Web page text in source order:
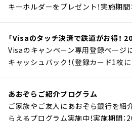
キーホルダーをプレゼント！実施期間
「Visaのタッチ決済で鉄道がお得！
Visaのキャンペーン専用登録ページ
キャッシュバック！（登録カード1枚
あおぞらご紹介プログラム
ご家族やご友人にあおぞら銀行を紹
らえるプログラム実施中！実施期間